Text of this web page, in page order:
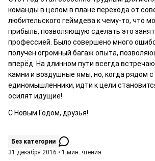
команды в целом в плане перехода от
любительского геймдева к чему-то, что
прибыль, позволяющую сделать это
профессией. Было совершено много
получен огромный багаж опыта,
вперёд. На длинном пути всегда
камни и воздушные ямы, но, когда рядом
единомышленники, идти к цели
осилят идущие!
С Новым Годом, друзья!
Без категории
31 декабря 2016 • 1 мин. чтения